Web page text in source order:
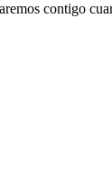
contigo